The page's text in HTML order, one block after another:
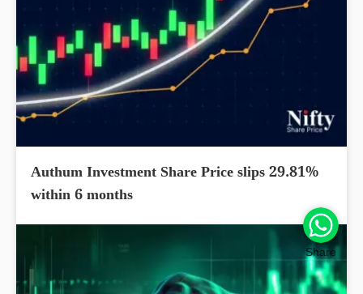
Authum Investment Share Price slips 29.81%
within 6 months
Share